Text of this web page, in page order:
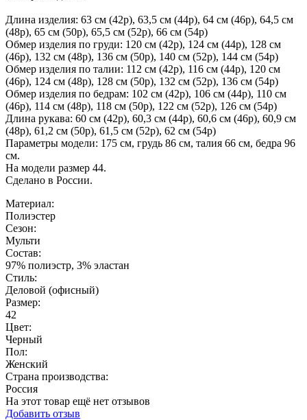
Длина изделия: 63 см (42р), 63,5 см (44р), 64 см (46р), 64,5 см
(48р), 65 см (50р), 65,5 см (52р), 66 см (54р)
Обмер изделия по груди: 120 см (42р), 124 см (44р), 128 см
(46р), 132 см (48р), 136 см (50р), 140 см (52р), 144 см (54р)
Обмер изделия по талии: 112 см (42р), 116 см (44р), 120 см
(46р), 124 см (48р), 128 см (50р), 132 см (52р), 136 см (54р)
Обмер изделия по бедрам: 102 см (42р), 106 см (44р), 110 см
(46р), 114 см (48р), 118 см (50р), 122 см (52р), 126 см (54р)
Длина рукава: 60 см (42р), 60,3 см (44р), 60,6 см (46р), 60,9 см
(48р), 61,2 см (50р), 61,5 см (52р), 62 см (54р)
Параметры модели: 175 см, грудь 86 см, талия 66 см, бедра 96
см.
На модели размер 44.
Сделано в России.
Материал:
Полиэстер
Сезон:
Мульти
Состав:
97% полиэстр, 3% эластан
Стиль:
Деловой (офисный)
Размер:
42
Цвет:
Черный
Пол:
Женский
Страна производства:
Россия
На этот товар ещё нет отзывов
Добавить отзыв